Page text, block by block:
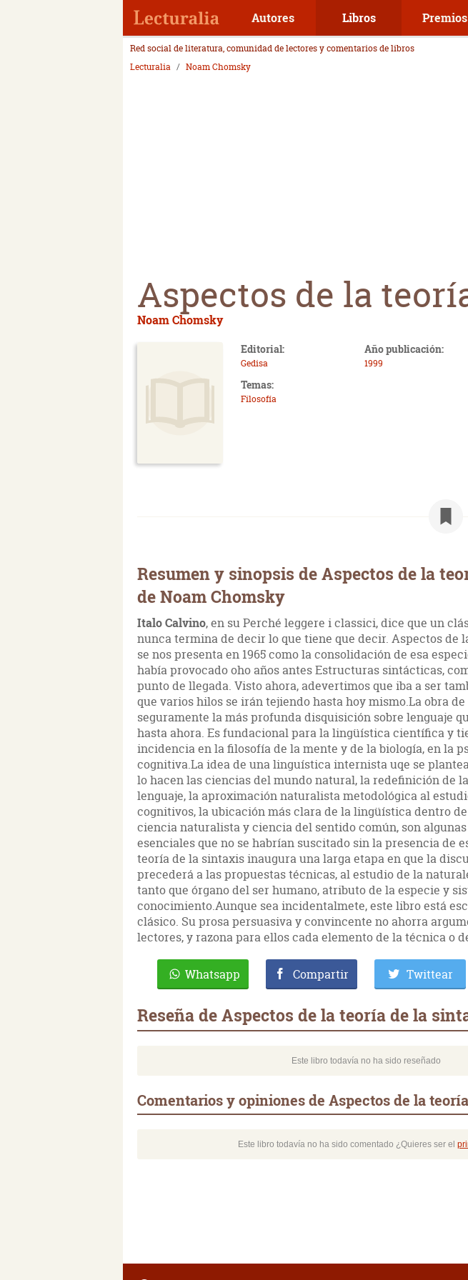
Autores Libros Premios
Red social de literatura, comunidad de lectores y comentarios de libros
Lecturalia
Noam Chomsky
Aspectos de la
Noam Chomsky
Editorial:
Gedisa
Año publicación:
1999
Temas:
Filosofía
Resumen y sinopsis de Aspectos de la
de Noam Chomsky
Italo Calvino, en su Perché leggere i classici, dice que un
nunca termina de decir lo que tiene que decir. Aspectos de
se nos presenta en 1965 como la consolidación de esa
había provocado oho años antes Estructuras sintácticas,
punto de llegada. Visto ahora, adevertimos que iba a ser
que varios hilos se irán tejiendo hasta hoy mismo.La obra de
seguramente la más profunda disquisición sobre lenguaje
hasta ahora. Es fundacional para la lingüística científica y
incidencia en la filosofía de la mente y de la biología, en la
cognitiva.La idea de una linguística internista uqe se
lo hacen las ciencias del mundo natural, la redefinición de
lenguaje, la aproximación naturalista metodológica al
cognitivos, la ubicación más clara de la lingüística dentro
ciencia naturalista y ciencia del sentido común, son
esenciales que no se habrían suscitado sin la presencia de
teoría de la sintaxis inaugura una larga etapa en que la
precederá a las propuestas técnicas, al estudio de la
tanto que órgano del ser humano, atributo de la especie y
conocimiento.Aunque sea incidentalmete, este libro está
clásico. Su prosa persuasiva y convincente no ahorra
lectores, y razona para ellos cada elemento de la técnica o
Whatsapp Compartir Twittear
Reseña de Aspectos de la teoría de la
Este libro todavía no ha sido reseñado
Comentarios y opiniones de Aspectos de la
Este libro todavía no ha sido comentado ¿Quieres ser el